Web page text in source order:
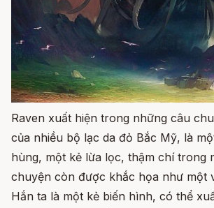
Raven xuất hiện trong những câu
của nhiều bộ lạc da đỏ Bắc Mỹ, là
hùng, một kẻ lừa lọc, thậm chí trong
chuyện còn được khắc họa như một
Hắn ta là một kẻ biến hình, có thể